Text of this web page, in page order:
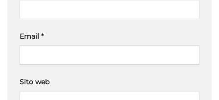
Email *
Sito web